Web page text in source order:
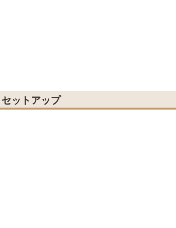
ットアップ